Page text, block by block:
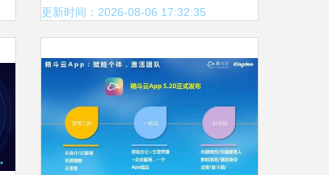
件服务介绍
更新时间：2026-08-06 17:32:35